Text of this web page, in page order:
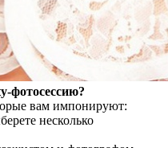
фотосессию?
вам импонируют:
несколько